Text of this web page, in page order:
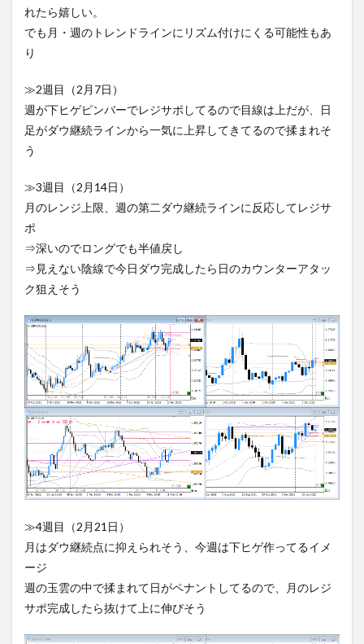
れたら嬉しい。
でも月・週のトレンドラインにリズム付けにくる可能性もあ
り
≫2週目（2月7日）
週が下ヒゲピンバーでレジサポしてるので目線は上だが、日
足がダウ継続ラインから一気に上昇してきてるので揉まれそ
う
≫3週目（2月14日）
月のレンジ上限、週の第二ダウ継続ラインに反応してレジサ
ポ
⇒深いのでロングでも半値戻し
⇒見えない陰線で今日ダウ完成したら日のカウンターアタッ
ク狙えそう
≫4週目（2月21日）
月はダウ継続点に抑えられそう、今週は下ヒゲ作ってるイメ
ージ
週の玉雲の中で揉まれて日がペナントしてるので、月のレジ
サポ完成したら抜けて上に伸びそう